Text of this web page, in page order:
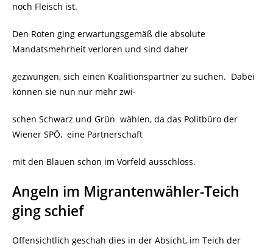
noch Fleisch ist.
Den Roten ging erwartungsgemäß die absolute
Mandatsmehrheit verloren und sind daher
gezwungen, sich einen Koalitionspartner zu suchen. Dabei
können sie nun nur mehr zwi-
schen Schwarz und Grün wählen, da das Politbüro der
Wiener SPÖ, eine Partnerschaft
mit den Blauen schon im Vorfeld ausschloss.
Angeln im Migrantenwähler-Teich
ging schief
Offensichtlich geschah dies in der Absicht, im Teich der